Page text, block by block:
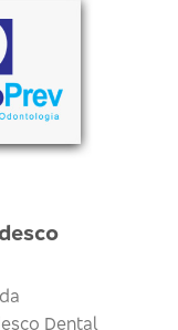
Dental